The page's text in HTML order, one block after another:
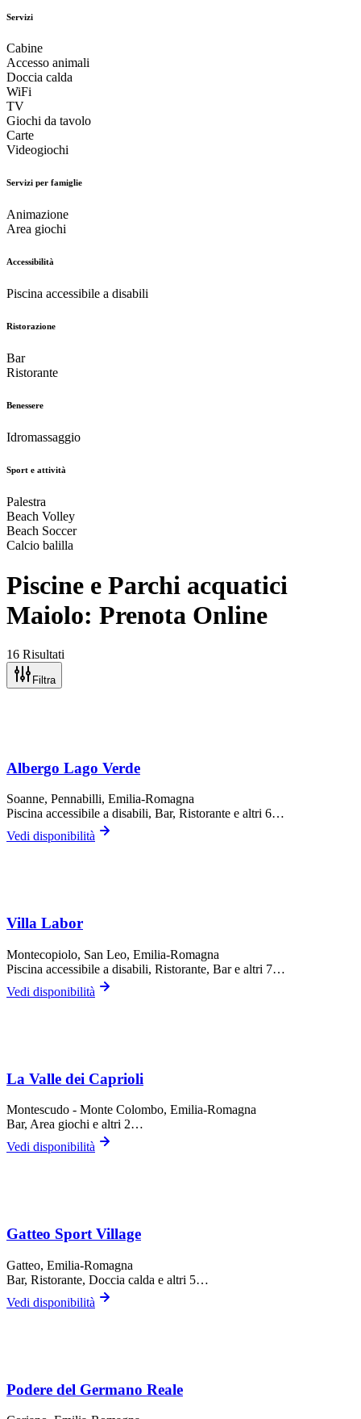
Servizi
Cabine
Accesso animali
Doccia calda
WiFi
TV
Giochi da tavolo
Carte
Videogiochi
Servizi per famiglie
Animazione
Area giochi
Accessibilità
Piscina accessibile a disabili
Ristorazione
Bar
Ristorante
Benessere
Idromassaggio
Sport e attività
Palestra
Beach Volley
Beach Soccer
Calcio balilla
Piscine e Parchi acquatici
Maiolo: Prenota Online
16 Risultati
Filtra
Albergo Lago Verde
Soanne, Pennabilli, Emilia-Romagna
Piscina accessibile a disabili, Bar, Ristorante e altri 6…
Vedi disponibilità
Villa Labor
Montecopiolo, San Leo, Emilia-Romagna
Piscina accessibile a disabili, Ristorante, Bare altri 7…
Vedi disponibilità
La Valle dei Caprioli
Montescudo - Monte Colombo, Emilia-Romagna
Bar, Area giochi e altri 2…
Vedi disponibilità
Gatteo Sport Village
Gatteo, Emilia-Romagna
Bar, Ristorante, Doccia calda e altri 5…
Vedi disponibilità
Podere del Germano Reale